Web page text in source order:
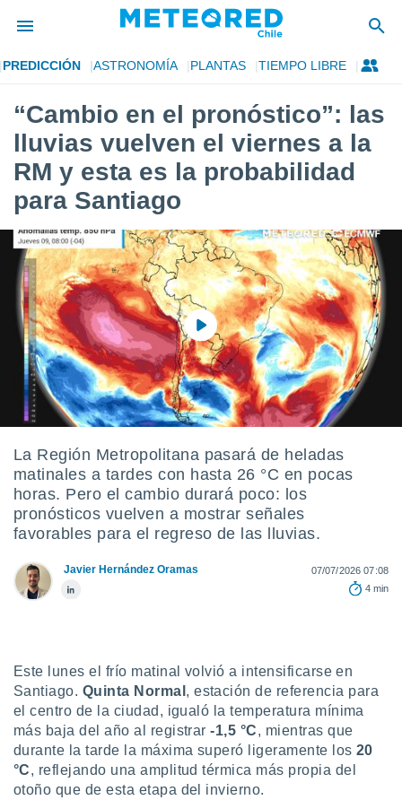
de
por
para
la
que se
calidad.
a este
las
y
forma
digital
basada
seguir
contenido
coste.
a la
nos
y análisis
en
como
perfil
y
ACEPTAR
CONFIGURACIÓN
PREDICCIÓN ASTRONOMÍA PLANTAS TIEMPO LIBRE
“Cambio en el pronóstico”: las
lluvias vuelven el viernes a la
RM y esta es la probabilidad
para Santiago
La Región Metropolitana pasará de heladas
matinales a tardes con hasta 26 °C en pocas
horas. Pero el cambio durará poco: los
pronósticos vuelven a mostrar señales
favorables para el regreso de las lluvias.
Javier Hernández Oramas
07/07/2026 07:08
4 min
Este lunes el frío matinal volvió a intensificarse en
Santiago. Quinta Normal , estación de referencia para
el centro de la ciudad, igualó la temperatura mínima
más baja del año al registrar-1,5 °C, mientras que
durante la tarde la máxima superó ligeramente los20
°C, reflejando una amplitud térmica más propia del
otoño que de esta etapa del invierno.